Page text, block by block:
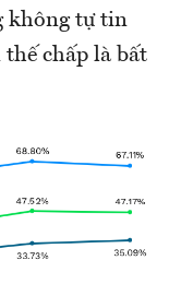
không tự tin
thế chấp là bất